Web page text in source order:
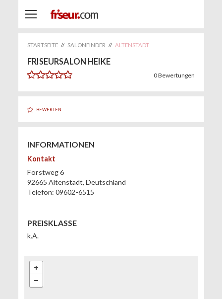
STARTSEITE // SALONFINDER // ALTENSTADT
FRISEURSALON HEIKE
0Bewertungen
BEWERTEN
INFORMATIONEN
Kontakt
Forstweg 6
92665 Altenstadt, Deutschland
Telefon: 09602-6515
PREISKLASSE
k.A.